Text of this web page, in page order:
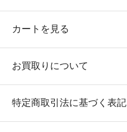
カートを見る
お買取りについて
特定商取引法に基づく表記